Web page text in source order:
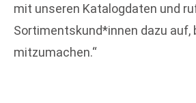
mit unseren Katalogdaten und
Sortimentskund*innen dazu auf,
mitzumachen.“